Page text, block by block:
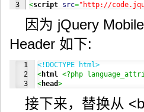
<script src="http://
因为 jQuery
Header 如下:
1
2
<!DOCTYPE html>
<html <?php
<head>
接下来，替换从